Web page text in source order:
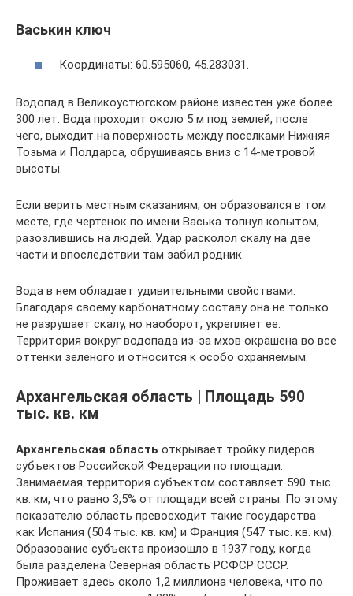
Васькин ключ
Координаты: 60.595060, 45.283031.
Водопад в Великоустюгском районе известен уже более
300 лет. Вода проходит около 5 м под землей, после
чего, выходит на поверхность между поселками Нижняя
Тозьма и Полдарса, обрушиваясь вниз с 14-метровой
высоты.
Если верить местным сказаниям, он образовался в том
месте, где чертенок по имени Васька топнул копытом,
разозлившись на людей. Удар расколол скалу на две
части и впоследствии там забил родник.
Вода в нем обладает удивительными свойствами.
Благодаря своему карбонатному составу она не только
не разрушает скалу, но наоборот, укрепляет ее.
Территория вокруг водопада из-за мхов окрашена во все
оттенки зеленого и относится к особо охраняемым.
Архангельская область | Площадь 590
тыс. кв. км
Архангельская область открывает тройку лидеров
субъектов Российской Федерации по площади.
Занимаемая территория субъектом составляет 590 тыс.
кв. км, что равно 3,5% от площади всей страны. По этому
показателю область превосходит такие государства
как Испания (504 тыс. кв. км) и Франция (547 тыс. кв. км).
Образование субъекта произошло в 1937 году, когда
была разделена Северная область РСФСР СССР.
Проживает здесь около 1,2 миллиона человека, что по